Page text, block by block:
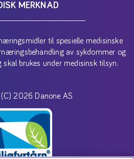
MERKNAD
til spesielle medisinske
av sykdommer og
brukes under medisinsk tilsyn.
2026 Danone AS